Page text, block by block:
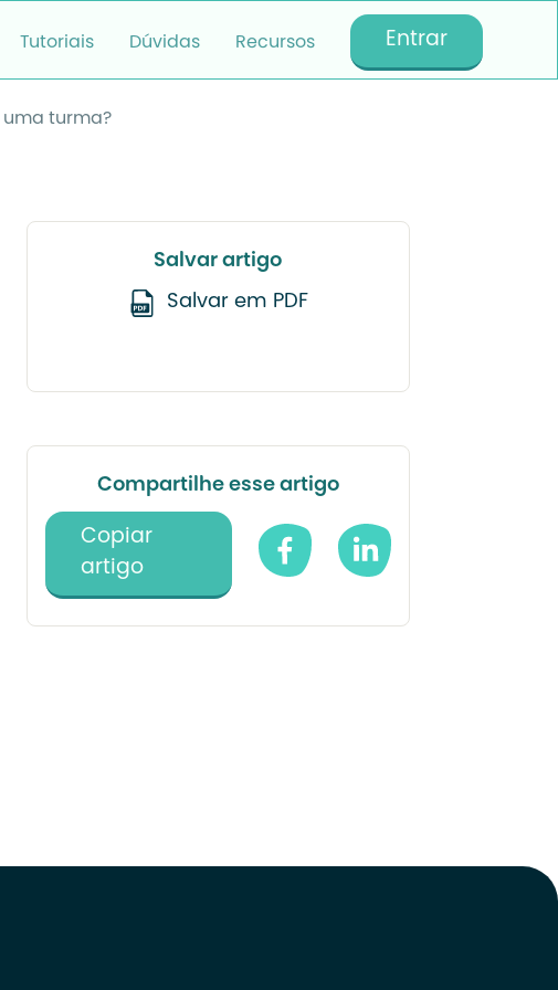
Tutoriais Dúvidas Recursos Entrar
uma turma?
Salvar artigo
Salvar em PDF
Compartilhe esse artigo
Copiar
artigo